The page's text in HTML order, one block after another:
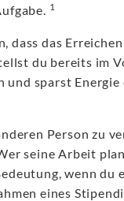
1
dass das
du bereits im
sparst Energie
Person zu
seine Arbeit
wenn du
eines